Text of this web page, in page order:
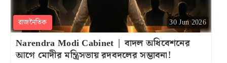
রাজনৈতিক 30 Jun 2026
Narendra Modi Cabinet | বাদল অধিবেশনের
আগে মোদীর মন্ত্রিসভায় রদবদলের সম্ভাবনা!